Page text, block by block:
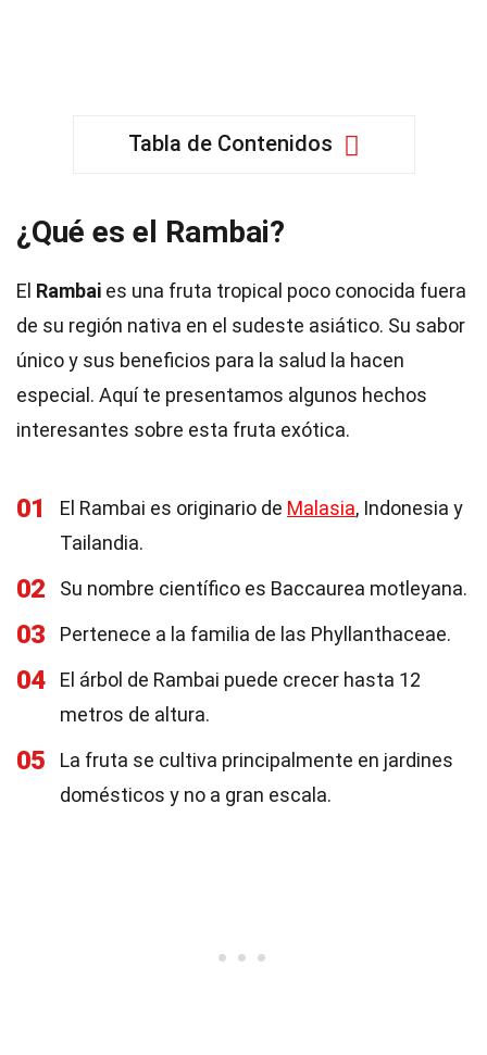
Tabla de Contenidos
¿Qué es el Rambai?
El Rambai es una fruta tropical poco conocida fuera
de su región nativa en el sudeste asiático. Su sabor
único y sus beneficios para la salud la hacen
especial. Aquí te presentamos algunos hechos
interesantes sobre esta fruta exótica.
01 El Rambai es originario de Malasia, Indonesia y
Tailandia.
02 Su nombre científico es Baccaurea motleyana.
03 Pertenece a la familia de las Phyllanthaceae.
04
El árbol de Rambai puede crecer hasta 12
metros de altura.
05
La fruta se cultiva principalmente en jardines
domésticos y no a gran escala.